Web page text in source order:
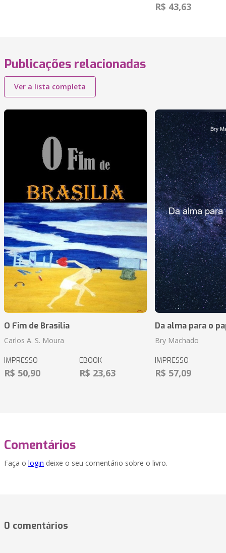
R$ 43,63
Publicações relacionadas
Ver a lista completa
O Fim de Brasilia
Carlos A. S. Moura
IMPRESSO
R$ 50,90
EBOOK
R$ 23,63
Da alma para o
Bry Machado
IMPRESSO
R$ 57,09
Comentários
Faça o login deixe o seu comentário sobre o livro.
0 comentários